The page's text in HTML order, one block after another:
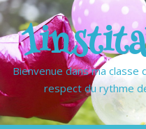
Bienvenue dans ma classe
respect du rythme